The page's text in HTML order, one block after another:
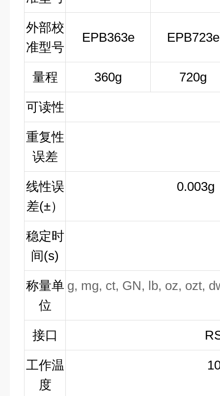
外部校
准型号
EPB363e EPB723e
量程 360g 720g
可读性
重复性
误差
线性误
差(±）
0.003g
稳定时
间(s)
称量单
位
g, mg, ct, GN, lb, oz, ozt,
接口
工作温
度